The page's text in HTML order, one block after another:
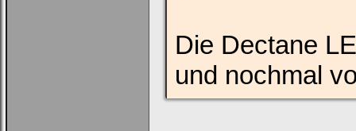
Die Dectane
und nochmal